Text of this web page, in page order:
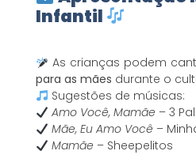
Infantil
As crianças podem
para as mães durante o
Sugestões de músicas:
Amo Você, Mamãe – 3
Mãe, Eu Amo Você –
Mamãe – Sheepelitos